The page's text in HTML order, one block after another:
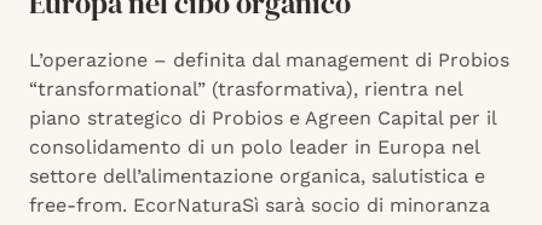
L’operazione – definita dal management di Probios
“transformational” (trasformativa), rientra nel
piano strategico di Probios e Agreen Capital per il
consolidamento di un polo leader in Europa nel
settore dell’alimentazione organica, salutistica e
free-from. EcorNaturaSì sarà socio di minoranza